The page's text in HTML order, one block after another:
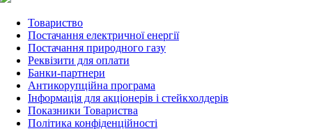
Товариство
Постачання електричної енергії
Постачання природного газу
Реквізити для оплати
Банки-партнери
Антикорупційна програма
Інформація для акціонерів і стейкхолдерів
Показники Товариства
Політика конфіденційності